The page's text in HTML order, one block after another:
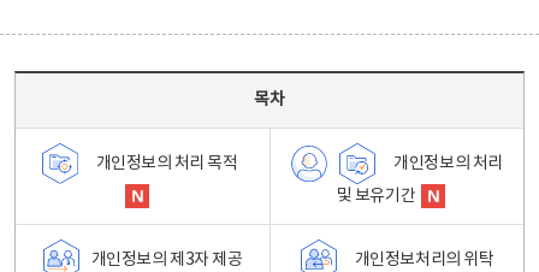
목차
개인정보의 처리 목적
개인정보의 처리
및 보유기간
개인정보의 제3자 제공 개인정보처리의 위탁